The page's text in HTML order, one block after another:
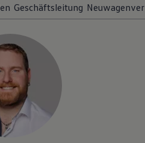
Geschäftsleitung